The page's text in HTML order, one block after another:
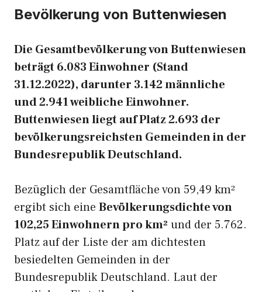
Bevölkerung von Buttenwiesen
Die Gesamtbevölkerung von Buttenwiesen
beträgt 6.083 Einwohner (Stand
31.12.2022), darunter 3.142 männliche
und 2.941 weibliche Einwohner.
Buttenwiesen liegt auf Platz 2.693 der
bevölkerungsreichsten Gemeinden in der
Bundesrepublik Deutschland.
Bezüglich der Gesamtfläche von 59,49 km²
ergibt sich eine Bevölkerungsdichte von
102,25 Einwohnern pro km² und der 5.762.
Platz auf der Liste der am dichtesten
besiedelten Gemeinden in der
Bundesrepublik Deutschland. Laut der